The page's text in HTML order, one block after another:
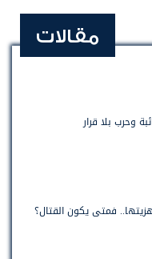
مقالات
وحرب بلا قرار
فمتى يكون القتال؟